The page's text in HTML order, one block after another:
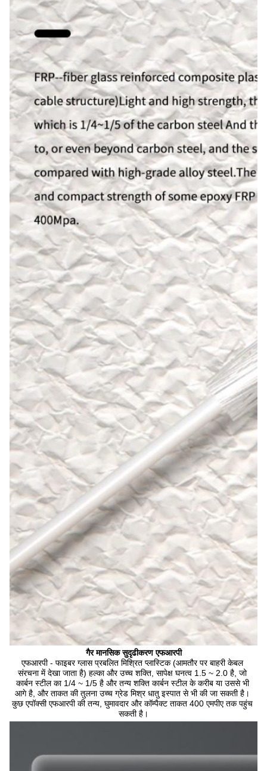
गैर मानसिक सुदृढीकरण एफआरपी
एफआरपी - फाइबर ग्लास प्रबलित मिश्रित प्लास्टिक (आमतौर पर बाहरी केबल
संरचना में देखा जाता है) हल्का और उच्च शक्ति, सापेक्ष घनत्व 1.5 ~ 2.0 है, जो
कार्बन स्टील का 1/4 ~ 1/5 है और तन्य शक्ति कार्बन स्टील के करीब या उससे भी
आगे है, और ताकत की तुलना उच्च ग्रेड मिश्र धातु इस्पात से भी की जा सकती है।
कुछ एपॉक्सी एफआरपी की तन्य, घुमावदार और कॉम्पैक्ट ताकत 400 एमपीए तक पहुंच
सकती है।